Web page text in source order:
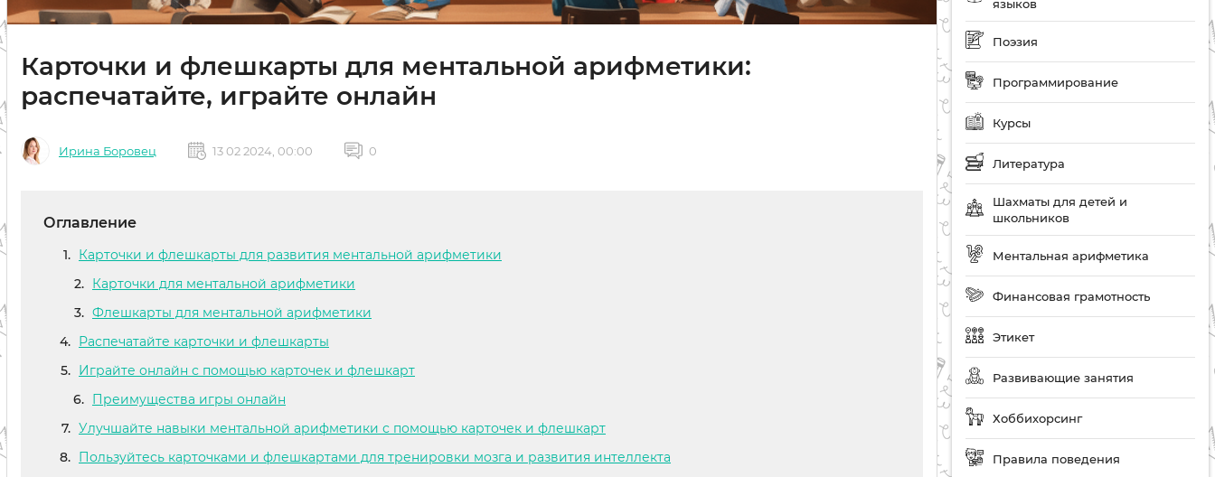
языков
Поэзия
Программирование
Курсы
Литература
Шахматы для детей и
школьников
Ментальная арифметика
Финансовая грамотность
Этикет
Развивающие занятия
Хоббихорсинг
Правила поведения
Карточки и флешкарты для ментальной арифметики:
распечатайте, играйте онлайн
Ирина Боровец 13 02 2024, 00:00 0
Оглавление
Карточки и флешкарты для развития ментальной арифметики
Карточки для ментальной арифметики
Флешкарты для ментальной арифметики
Распечатайте карточки и флешкарты
Играйте онлайн с помощью карточек и флешкарт
Преимущества игры онлайн
Улучшайте навыки ментальной арифметики с помощью карточек и флешкарт
Пользуйтесь карточками и флешкартами для тренировки мозга и развития интеллекта